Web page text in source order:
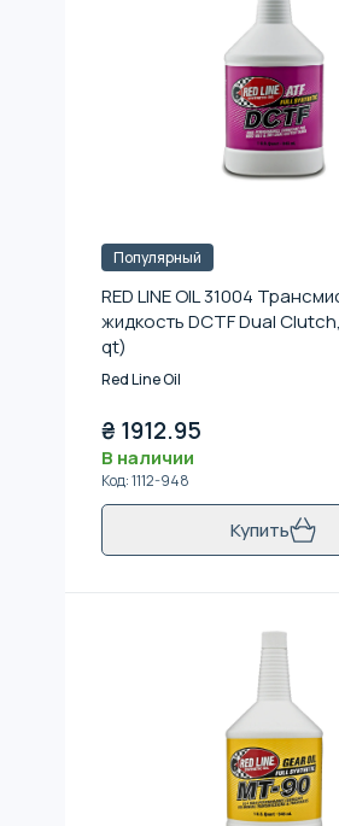
Популярный
RED LINE OIL 31004
жидкость DCTF Dual
qt)
Red Line Oil
₴ 1912.95
В наличии
Код:1112-948
Купить